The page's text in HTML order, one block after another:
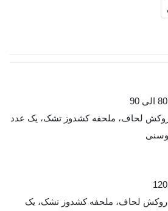
شامل:روکش لحاف، ملحفه کشدوز تشک، یک عدد
شامل: روکش لحاف، ملحفه کشدوز تشک، یک